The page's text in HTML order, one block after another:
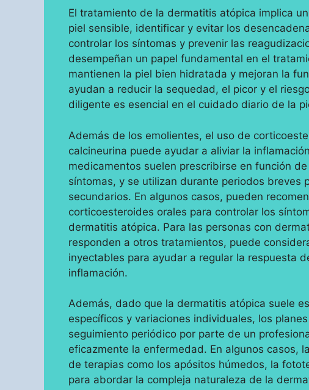
El tratamiento de la dermatitis atópica implica
piel sensible, identificar y evitar los
controlar los síntomas y prevenir las
desempeñan un papel fundamental en el
mantienen la piel bien hidratada y mejoran la
ayudan a reducir la sequedad, el picor y el
diligente es esencial en el cuidado diario de la
Además de los emolientes, el uso de
calcineurina puede ayudar a aliviar la
medicamentos suelen prescribirse en función
síntomas, y se utilizan durante periodos breves
secundarios. En algunos casos, pueden
corticoesteroides orales para controlar los
dermatitis atópica. Para las personas con
responden a otros tratamientos, puede
inyectables para ayudar a regular la respuesta
inflamación.
Además, dado que la dermatitis atópica suele
específicos y variaciones individuales, los
seguimiento periódico por parte de un
eficazmente la enfermedad. En algunos casos,
de terapias como los apósitos húmedos, la
para abordar la compleja naturaleza de la